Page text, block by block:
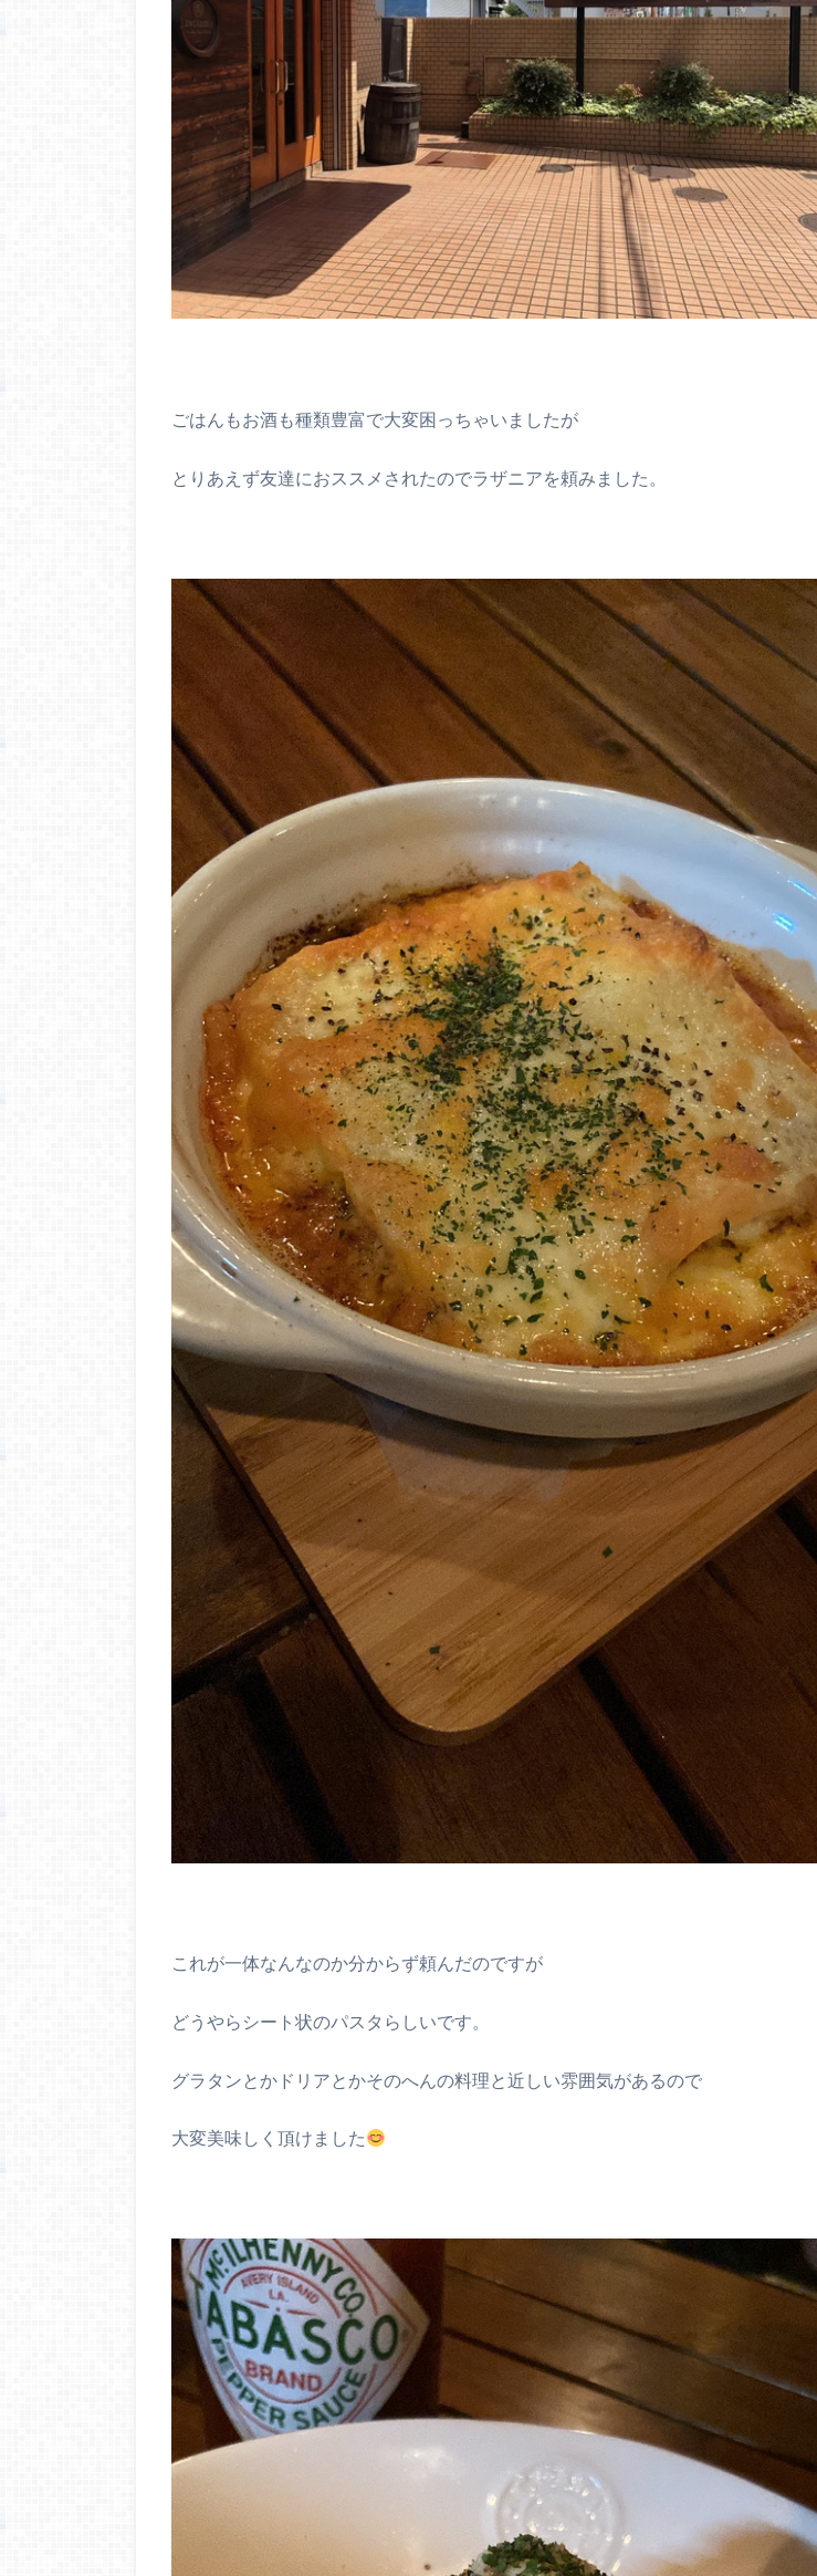
ごはんもお酒も種類豊富で大変困っちゃいましたが
とりあえず友達におススメされたのでラザニアを頼みました。
これが一体なんなのか分からず頼んだのですが
どうやらシート状のパスタらしいです。
グラタンとかドリアとかそのへんの料理と近しい雰囲気があるので
大変美味しく頂けました